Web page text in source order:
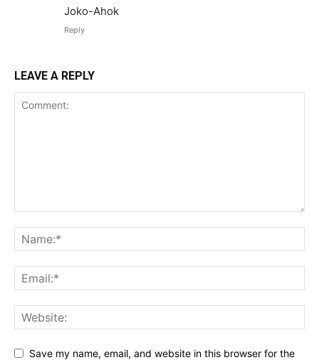
Joko-Ahok
Reply
LEAVE A REPLY
Save my name, email, and website in this browser for the